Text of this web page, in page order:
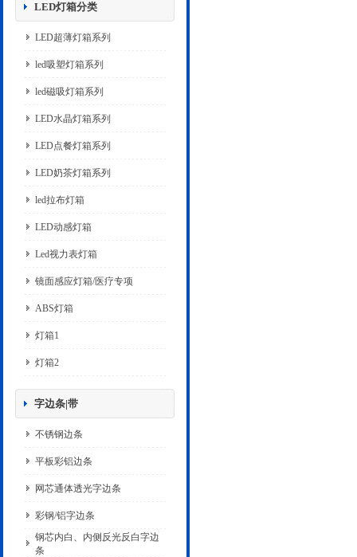
LED灯箱分类
LED超薄灯箱系列
led吸塑灯箱系列
led磁吸灯箱系列
LED水晶灯箱系列
LED点餐灯箱系列
LED奶茶灯箱系列
led拉布灯箱
LED动感灯箱
Led视力表灯箱
镜面感应灯箱/医疗专项
ABS灯箱
灯箱1
灯箱2
字边条|带
不锈钢边条
平板彩铝边条
网芯通体透光字边条
彩钢/铝字边条
钢芯内白、内侧反光反白字边
条